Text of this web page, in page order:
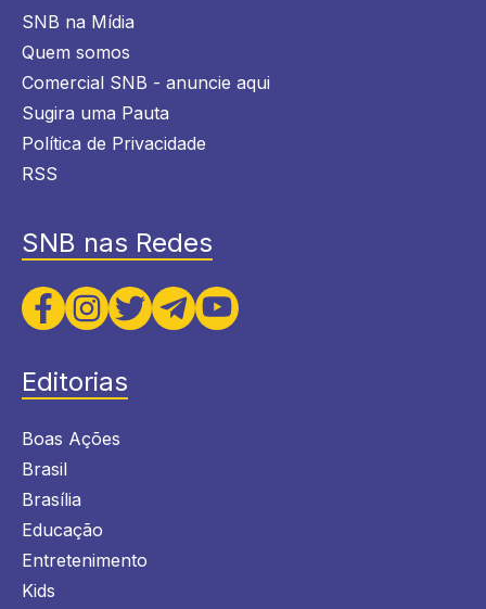
SNB na Mídia
Quem somos
Comercial SNB - anuncie aqui
Sugira uma Pauta
Política de Privacidade
RSS
SNB nas Redes
Editorias
Boas Ações
Brasil
Brasília
Educação
Entretenimento
Kids